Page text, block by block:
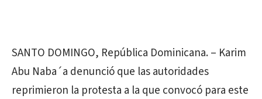
SANTO DOMINGO, República Dominicana. – Karim
Abu Naba´a denunció que las autoridades
reprimieron la protesta a la que convocó para este